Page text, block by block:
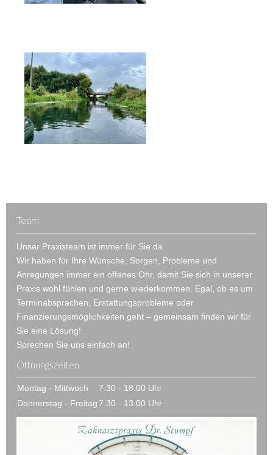
Team
Unser Praxisteam ist immer für Sie da.
Wir haben für Ihre Wünsche, Sorgen, Probleme und
Anregungen immer ein offenes Ohr, damit Sie sich in unserer
Praxis wohl fühlen und gerne wiederkommen. Egal, ob es um
Terminabsprachen, Erstattungsprobleme oder
Finanzierungsmöglichkeiten geht – gemeinsam finden wir für
Sie eine Lösung!
Sprechen Sie uns einfach an!
Öffnungszeiten
Montag - Mittwoch
7.30 - 18.00 Uhr
Donnerstag - Freitag 7.30 - 13.00 Uhr